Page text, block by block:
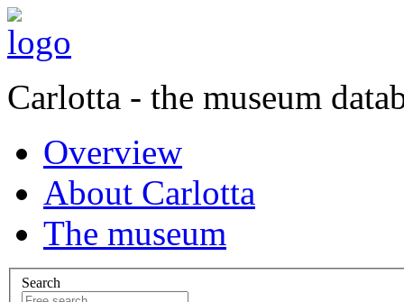
Carlotta - the museum
Overview
About Carlotta
The museum
Search